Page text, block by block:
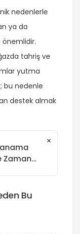
nedenlerle
ya da
tahriş ve
yutma
bu nedenle
destek almak
Zaman
×
Bu